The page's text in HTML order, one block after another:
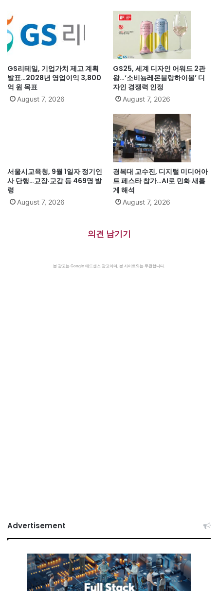
GS리테일, 기업가치 제고 계획
발표…2028년 영업이익 3,800
억 원 목표
August 7, 2026
GS25, 세계 디자인 어워드 2관
왕…‘소비뇽레몬블랑하이볼’ 디
자인 경쟁력 인정
August 7, 2026
서울시교육청, 9월 1일자 정기인
사 단행…교장·교감 등 469명 발
령
August 7, 2026
경복대 교수진, 디지털 미디어아
트 페스타 참가…AI로 민화 새롭
게 해석
August 7, 2026
의견 남기기
본 광고는 Google 애드센스 광고이며, 본 사이트와는 무관합니다.
Advertisement